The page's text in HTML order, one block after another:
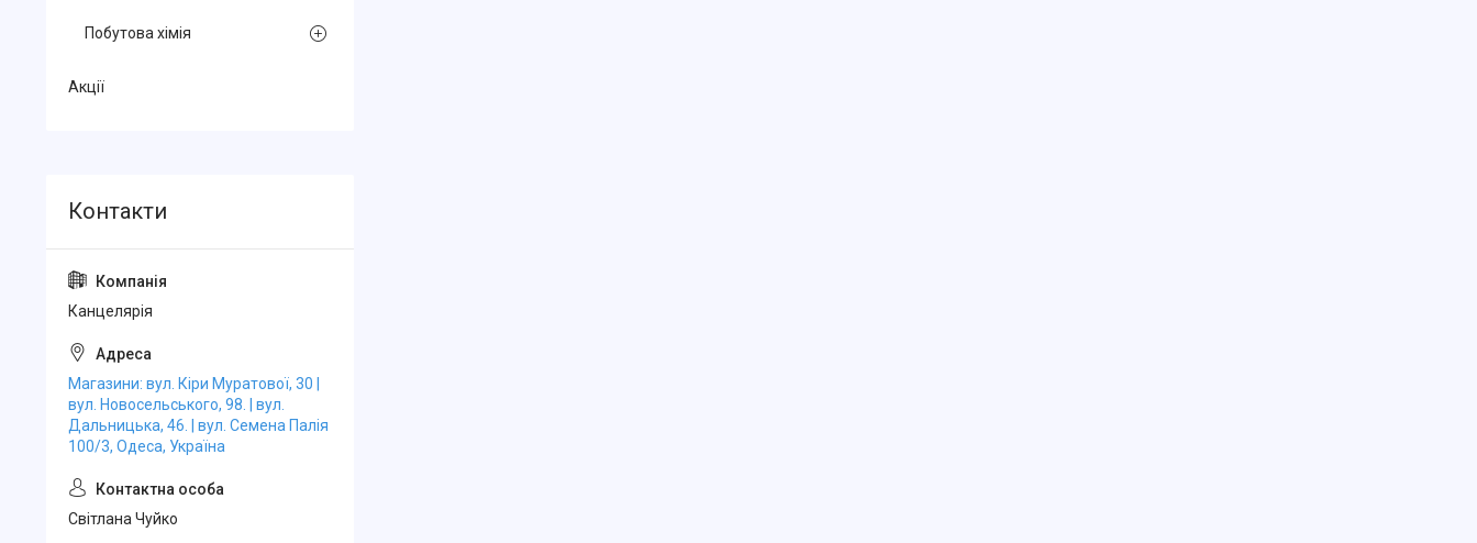
Побутова хімія
Акції
Канцелярiя
Магазини: вул. Кіри Муратової, 30 |
вул. Новосельського, 98. | вул.
Дальницька, 46. | вул. Семена Палія
100/3, Одеса, Україна
Свiтлана Чуйко